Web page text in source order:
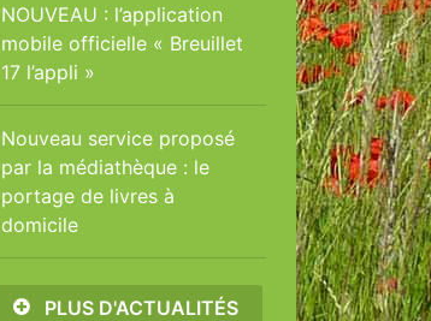
NOUVEAU : l’application
mobile officielle « Breuillet
17 l’appli »
Nouveau service proposé
par la médiathèque : le
portage de livres à
domicile
PLUS D'ACTUALITÉS